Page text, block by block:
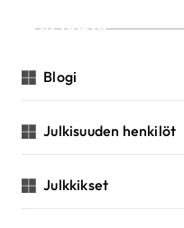
Luokat
Blogi
Julkisuuden henkilöt
Julkkikset